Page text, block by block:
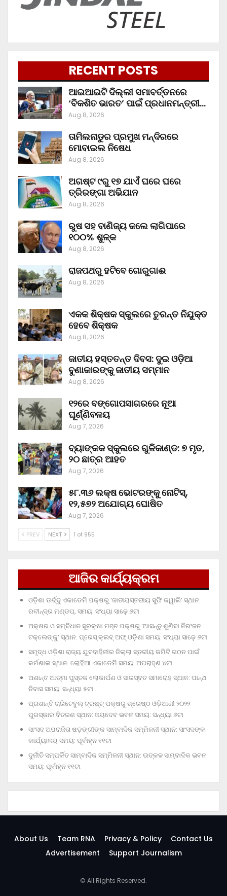
RECENT POSTS
ଆଇଆଇଟି ଦିଲ୍ଲୀ ସମାବର୍ତ୍ତନରେ
‘ବିକଶିତ ଭାରତ’ ପାଇଁ ପ୍ରଧାନମନ୍ତ୍ରୀ…
Aug 8, 2026
ତାମିଲନାଡୁର ପ୍ରମୁଖ ମନ୍ଦିରରେ
ମୋବାଇଲ ନିଷେଧ
Aug 8, 2026
ଅଗଷ୍ଟ ୯ରୁ ୧୭ ଯାଏଁ ଘରେ ଘରେ
ତ୍ରିରଙ୍ଗା ଅଭିଯାନ
Aug 8, 2026
ରୁଷ ସହ ବାଣିଜ୍ୟ କଲେ ଲାଗିପାରେ
୧୦୦% ଶୁଳ୍କ
Aug 8, 2026
ରାଜପଥରୁ ହଟିବେ ଗୋରୁଗାଈ
Aug 8, 2026
ଏକକ ଶିକ୍ଷକ ସ୍କୁଲରେ ତୁରନ୍ତ ନିଯୁକ୍ତ
ହେବେ ଶିକ୍ଷକ
Aug 8, 2026
ଜାତୀୟ ହସ୍ତତନ୍ତ ଦିବସ: ଦୁଇ ଓଡ଼ିଆ
ବୁଣାକାରଙ୍କୁ ଜାତୀୟ ସମ୍ମାନ
Aug 8, 2026
୧୨ରେ ବଙ୍ଗୋପସାଗରରେ ନୂଆ
ଘୂର୍ଣ୍ଣିବଳୟ
Aug 7, 2026
ବ୍ୟାଙ୍କକ ସ୍କୁଲରେ ଗୁଳିକାଣ୍ଡ: ୭ ମୃତ,
୨୦ ଛାତ୍ର ଆହତ
Aug 7, 2026
୫୮.୩୬ ଲକ୍ଷ ଭୋଟରଙ୍କୁ ନୋଟିସ୍‌,
୧୨,୫୭୨ ଅଯୋଗ୍ୟ ଘୋଷିତ
Aug 7, 2026
PREV NEXT 1 of 955
ଆଜିର କାର୍ଯ୍ୟକ୍ରମ
ଓଡ଼ିଶା ଊର୍ଦ୍ଦୁ ଏକାଡେମି ପକ୍ଷରୁ ‘ଜାତୀୟସ୍ତରୀୟ ସୁଫି କୱାଲି’ ସ୍ଥାନ:
ରବୀନ୍ଦ୍ର ମଣ୍ଡପ, ସମୟ: ସଂଧ୍ୟା ସାଢ଼େ ୬ଟା
ଅକ୍ଷର ଓ ସମ୍ବିଧାନ ସୁରକ୍ଷା ମଞ୍ଚ ପକ୍ଷରୁ ‘ଆସନ୍ତୁ ଶୁଣିବା ନିରଂଜନ
ଟକ୍‌ଲେଙ୍କୁ’ ସ୍ଥାନ: ପ୍ରେସ୍‌ କ୍ଲବ୍‌ ଅଫ୍‌ ଓଡ଼ିଶା ସମୟ: ସଂଧ୍ୟା ସାଢ଼େ ୬ଟା
ସମୃଦ୍ଧ ଓଡ଼ିଶା ରାଜ୍ୟ ଯୁବବାହିନୀର ଜିଲ୍ଲା ସ୍ତରୀୟ କମିଟି ଗଠନ ପାଇଁ
କର୍ମଶାଳା ସ୍ଥାନ: ଲୋହିଆ ଏକାଡେମି ସମୟ: ଅପରାହ୍‌ଣ ୪ଟା
ଅଶାନ୍ତ ଆତ୍ମା ପୁସ୍ତକ ଲୋକାର୍ପଣ ଓ ସାରସ୍ବତ ସମାରୋହ ସ୍ଥାନ: ପାନ୍ଥ
ନିବାସ ସମୟ: ସନ୍ଧ୍ୟା ୫ଟା
ପ୍ରଶାନ୍ତି ଚାରିଟେବୁଲ୍‌ ଟ୍ରଷ୍ଟ୍‌ ପକ୍ଷରୁ ଶ୍ରେଷ୍ଠ ଓଡ଼ିଆଣୀ ୨୦୨୨
ପୁରସ୍କାର ବିତରଣ ସ୍ଥାନ: ଜୟଦେବ ଭବନ ସମୟ: ସନ୍ଧ୍ୟା ୬ଟା
ସାଂସଦ ଅପରାଜିତା ଷଡ଼ଙ୍ଗୀଙ୍କ ସାମ୍ବାଦିକ ସମ୍ମିଳନୀ ସ୍ଥାନ: ସାଂସଦଙ୍କ
କାର୍ଯ୍ୟାଳୟ ସମୟ: ପୂର୍ବାହ୍ନ ୧୧ଟା
ଦୁର୍ନୀତି ସମ୍ପର୍କିତ ସାମ୍ବାଦିକ ସମ୍ମିଳନୀ ସ୍ଥାନ: ଉତ୍କଳ ସାମ୍ବାଦିକ ଭବନ
ସମୟ: ପୂର୍ବାହ୍ନ ୧୧ଟା
About Us Team RNA Privacy & Policy
Contact Us
Advertisement
Support Journalism
© All Rights Reserved.